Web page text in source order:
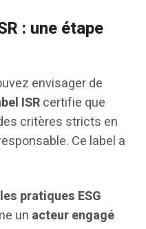
: une étape
envisager de
ISRcertifie que
critères stricts en
Ce label a
pratiques ESG
un acteur engagé